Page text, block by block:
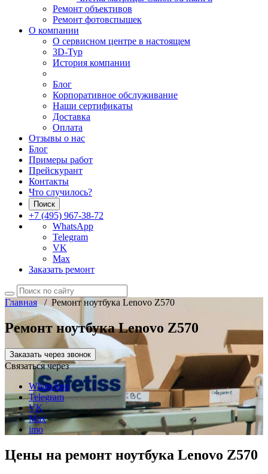
Ремонт объективов
Ремонт фотовспышек
О компании
О сервисном центре в настоящем
3D-Тур
История компании
Блог
Корпоративное обслуживание
Наши сертификаты
Доставка
Оплата
Отзывы о нас
Блог
Примеры работ
Прейскурант
Контакты
Что случилось?
Поиск
+7 (495) 967-38-72
WhatsApp
Telegram
VK
Max
Заказать ремонт
Главная/ Ремонт ноутбука Lenovo Z570
Ремонт ноутбука Lenovo Z570
Заказать через звонок
Связаться через
WhatsApp
Telegram
VK
Max
imo
Цены на ремонт ноутбука Lenovo Z570